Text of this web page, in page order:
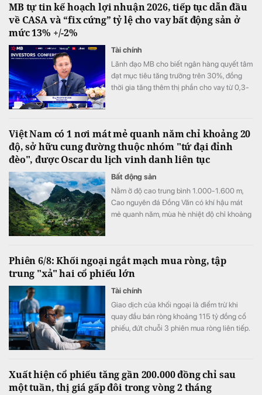
MB tự tin kế hoạch lợi nhuận 2026, tiếp tục dẫn đầu
về CASA và “fix cứng” tỷ lệ cho vay bất động sản ở
mức 13% +/-2%
Tài chính
Lãnh đạo MB cho biết ngân hàng quyết tâm
đạt mục tiêu tăng trưởng trên 30%, đồng
thời gia tăng thêm thị phần cho vay từ 0,3-
Việt Nam có 1 nơi mát mẻ quanh năm chỉ khoảng 20
độ, sở hữu cung đường thuộc nhóm "tứ đại đỉnh
đèo", được Oscar du lịch vinh danh liên tục
Bất động sản
Nằm ở độ cao trung bình 1.000-1.600 m,
Cao nguyên đá Đồng Văn có khí hậu mát
mẻ quanh năm, mùa hè nhiệt độ chỉ khoảng
Phiên 6/8: Khối ngoại ngắt mạch mua ròng, tập
trung "xả" hai cổ phiếu lớn
Tài chính
Giao dịch của khối ngoại là điểm trừ khi
quay đầu bán ròng khoảng 115 tỷ đồng cổ
phiếu, đứt chuỗi 3 phiên mua ròng liên tiếp.
Xuất hiện cổ phiếu tăng gần 200.000 đồng chỉ sau
một tuần, thị giá gấp đôi trong vòng 2 tháng